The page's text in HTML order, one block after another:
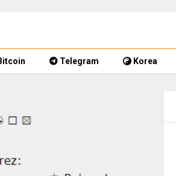
Telegram Korea